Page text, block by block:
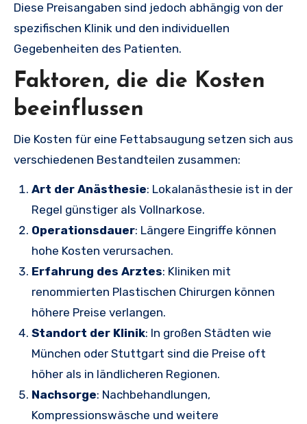
Diese Preisangaben sind jedoch abhängig von der
spezifischen Klinik und den individuellen
Gegebenheiten des Patienten.
Faktoren, die die Kosten
beeinflussen
Die Kosten für eine Fettabsaugung setzen sich aus
verschiedenen Bestandteilen zusammen:
Art der Anästhesie: Lokalanästhesie ist in der
Regel günstiger als Vollnarkose.
Operationsdauer: Längere Eingriffe können
hohe Kosten verursachen.
Erfahrung des Arztes: Kliniken mit
renommierten Plastischen Chirurgen können
höhere Preise verlangen.
Standort der Klinik: In großen Städten wie
München oder Stuttgart sind die Preise oft
höher als in ländlicheren Regionen.
Nachsorge: Nachbehandlungen,
Kompressionswäsche und weitere